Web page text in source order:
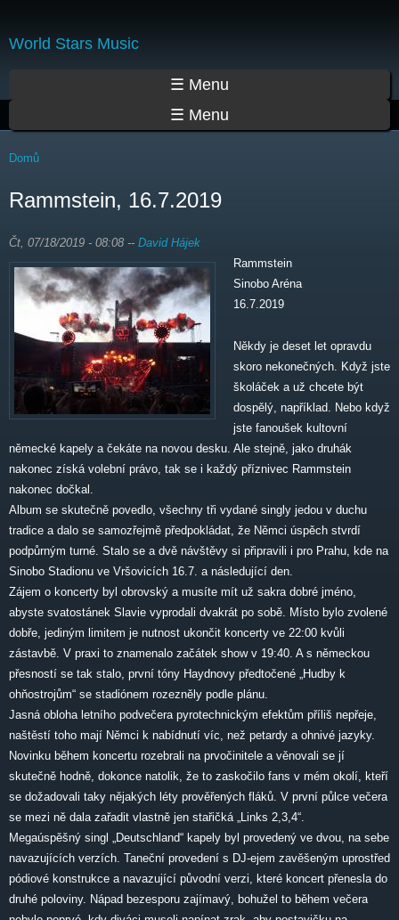
World Stars Music
☰ Menu
☰ Menu
Jste zde
Domů
Rammstein, 16.7.2019
Čt, 07/18/2019 - 08:08 -- David Hájek
Rammstein
Sinobo Aréna
16.7.2019
Někdy je deset let opravdu
skoro nekonečných. Když jste
školáček a už chcete být
dospělý, například. Nebo když
jste fanoušek kultovní
německé kapely a čekáte na novou desku. Ale stejně, jako druhák
nakonec získá volební právo, tak se i každý příznivec Rammstein
nakonec dočkal.
Album se skutečně povedlo, všechny tři vydané singly jedou v duchu
tradice a dalo se samozřejmě předpokládat, že Němci úspěch stvrdí
podpůrným turné. Stalo se a dvě návštěvy si připravili i pro Prahu, kde na
Sinobo Stadionu ve Vršovicích 16.7. a následující den.
Zájem o koncerty byl obrovský a musíte mít už sakra dobré jméno,
abyste svatostánek Slavie vyprodali dvakrát po sobě. Místo bylo zvolené
dobře, jediným limitem je nutnost ukončit koncerty ve 22:00 kvůli
zástavbě. V praxi to znamenalo začátek show v 19:40. A s německou
přesností se tak stalo, první tóny Haydnovy předtočené „Hudby k
ohňostrojům“ se stadiónem rozezněly podle plánu.
Jasná obloha letního podvečera pyrotechnickým efektům příliš nepřeje,
naštěstí toho mají Němci k nabídnutí víc, než petardy a ohnivé jazyky.
Novinku během koncertu rozebrali na prvočinitele a věnovali se jí
skutečně hodně, dokonce natolik, že to zaskočilo fans v mém okolí, kteří
se dožadovali taky nějakých léty prověřených fláků. V první půlce večera
se mezi ně dala zařadit vlastně jen stařičká „Links 2,3,4“.
Megaúspěšný singl „Deutschland“ kapely byl provedený ve dvou, na sebe
navazujících verzích. Taneční provedení s DJ-ejem zavěšeným uprostřed
pódiové konstrukce a navazující původní verzi, které koncert přenesla do
druhé poloviny. Nápad bezesporu zajímavý, bohužel to během večera